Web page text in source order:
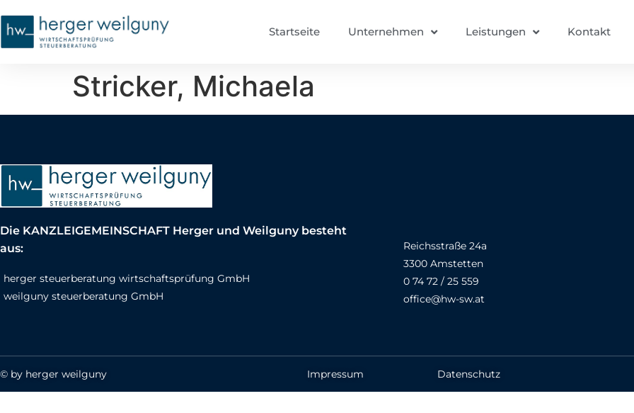
Startseite Unternehmen Leistungen Kontakt
Stricker, Michaela
Die KANZLEIGEMEINSCHAFT Herger und Weilguny besteht
aus:
herger steuerberatung wirtschaftsprüfung GmbH
weilguny steuerberatung GmbH
Reichsstraße 24a
3300 Amstetten
0 74 72 / 25 559
office@hw-sw.at
© by herger weilguny Impressum Datenschutz